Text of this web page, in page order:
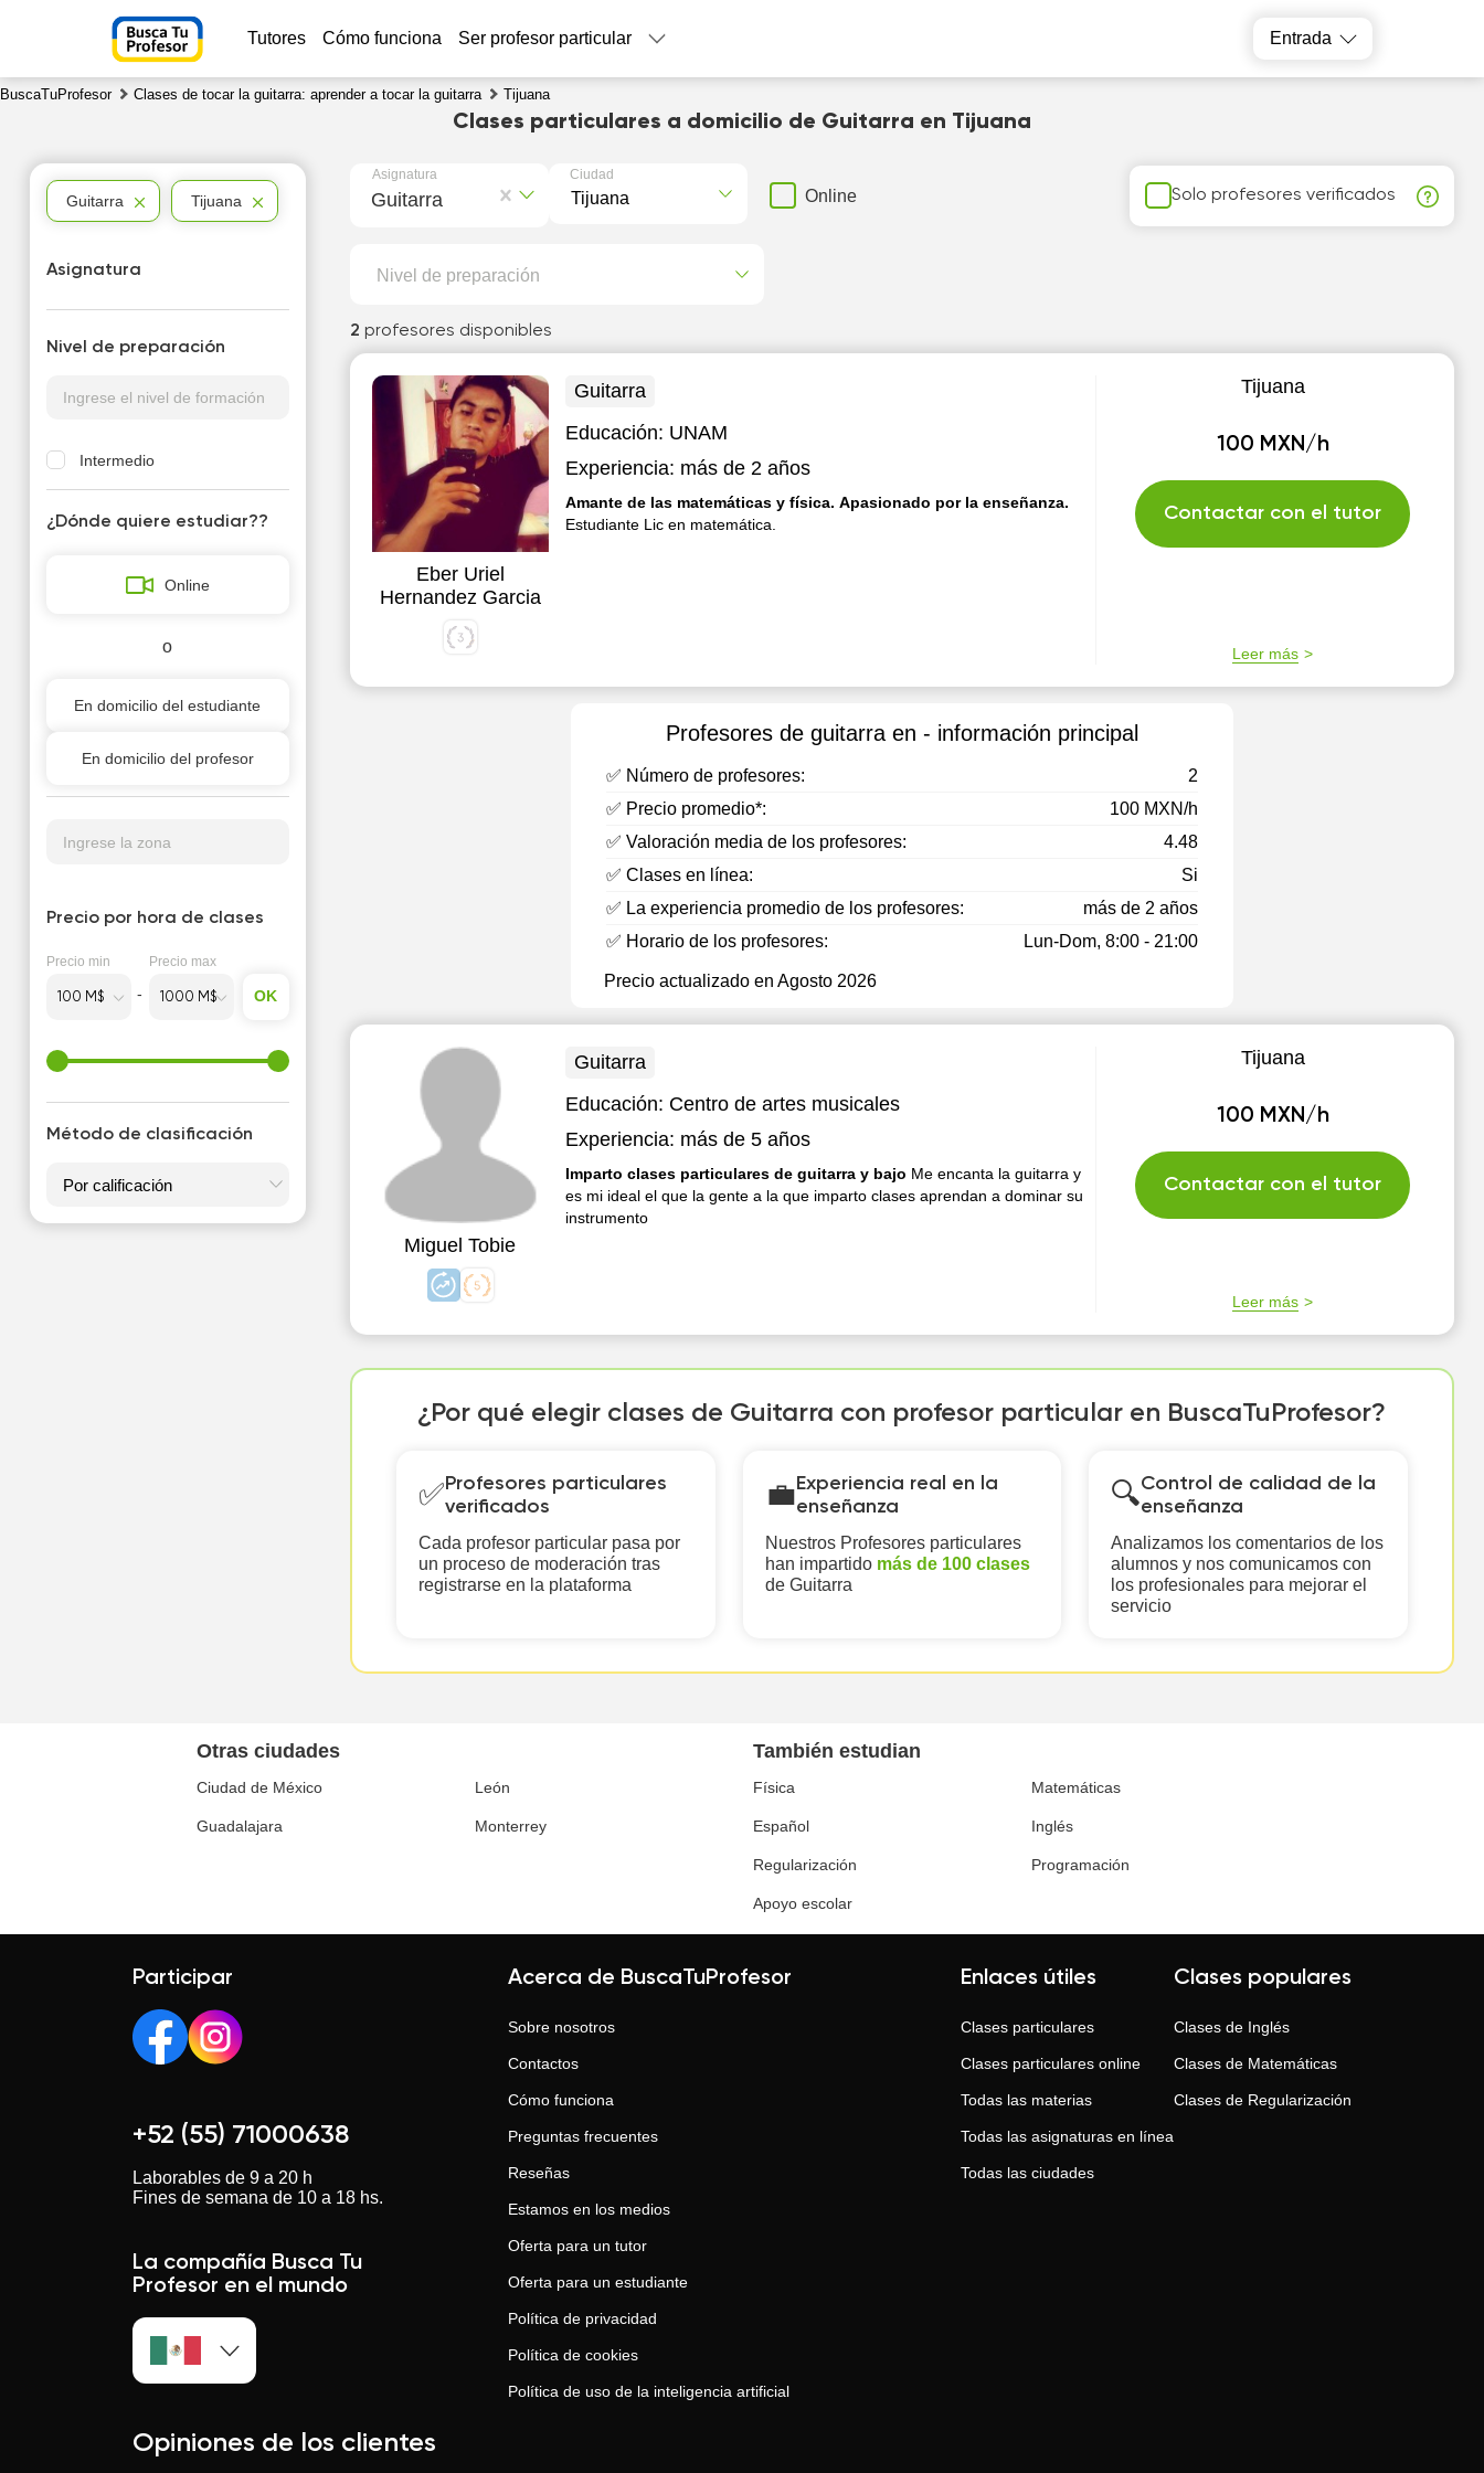
Tutores Cómo funciona Ser profesor particular Entrada
BuscaTuProfesor Clases de tocar la guitarra: aprender a tocar la guitarra Tijuana
Clases particulares a domicilio de Guitarra en Tijuana
Asignatura
Guitarra
Ciudad
Online Solo profesores verificados
Nivel de preparación
2 profesores disponibles
Eber Uriel
Hernandez Garcia
Guitarra
Educación: UNAM
Experiencia: más de 2 años
Amante de las matemáticas y física. Apasionado por la enseñanza.
Estudiante Lic en matemática.
Tijuana
100 MXN/h
Contactar con el tutor
Leer más
Profesores de guitarra en - información principal
✅ Número de profesores:
2
✅ Precio promedio*:
100 MXN/h
✅ Valoración media de los profesores:
4.48
✅ Clases en línea:
Si
✅ La experiencia promedio de los profesores:
más de 2 años
✅ Horario de los profesores:
Lun-Dom, 8:00 - 21:00
Precio actualizado en Agosto 2026
Miguel Tobie
Guitarra
Educación: Centro de artes musicales
Experiencia: más de 5 años
Imparto clases particulares de guitarra y bajo Me encanta la guitarra y
es mi ideal el que la gente a la que imparto clases aprendan a dominar su
instrumento
Tijuana
100 MXN/h
Contactar con el tutor
Leer más
¿Por qué elegir clases de Guitarra con profesor particular en BuscaTuProfesor?
✅ Profesores particulares
verificados
Cada profesor particular pasa por
un proceso de moderación tras
registrarse en la plataforma
💼 Experiencia real en la
enseñanza
Nuestros Profesores particulares
han impartido más de 100 clases
de Guitarra
🔍Control de calidad de la
enseñanza
Analizamos los comentarios de los
alumnos y nos comunicamos con
los profesionales para mejorar el
servicio
Guitarra Tijuana
Asignatura
Nivel de preparación
Intermedio
¿Dónde quiere estudiar??
Online
o
En domicilio del estudiante
En domicilio del profesor
Ingrese la zona
Precio por hora de clases
Precio min Precio max
OK
Método de clasificación
Otras ciudades
Ciudad de México León
Guadalajara Monterrey
También estudian
Física Matemáticas
Español Inglés
Regularización Programación
Apoyo escolar
Participar
+52 (55) 71000638
Laborables de 9 a 20 h
Fines de semana de 10 a 18 hs.
La compañía Busca Tu
Profesor en el mundo
Opiniones de los clientes
Acerca de BuscaTuProfesor
Sobre nosotros
Contactos
Cómo funciona
Preguntas frecuentes
Reseñas
Estamos en los medios
Oferta para un tutor
Oferta para un estudiante
Política de privacidad
Política de cookies
Política de uso de la inteligencia artificial
Enlaces útiles
Clases particulares
Clases particulares online
Todas las materias
Todas las asignaturas en línea
Todas las ciudades
Clases populares
Clases de Inglés
Clases de Matemáticas
Clases de Regularización